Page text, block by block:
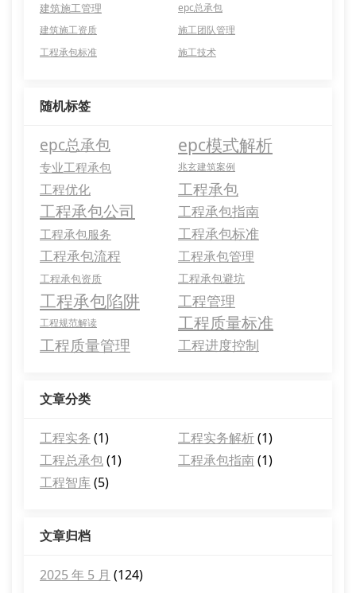
建筑施工管理
epc总承包
建筑施工资质
施工团队管理
工程承包标准
施工技术
随机标签
epc总承包 epc模式解析
专业工程承包 兆玄建筑案例
工程优化 工程承包
工程承包公司 工程承包指南
工程承包服务
工程承包标准
工程承包流程
工程承包管理
工程承包资质 工程承包避坑
工程承包陷阱 工程管理
工程规范解读 工程质量标准
工程质量管理 工程进度控制
文章分类
工程实务 (1) 工程实务解析(1)
工程总承包(1) 工程承包指南(1)
工程智库 (5)
文章归档
2025 年 5 月 (124)